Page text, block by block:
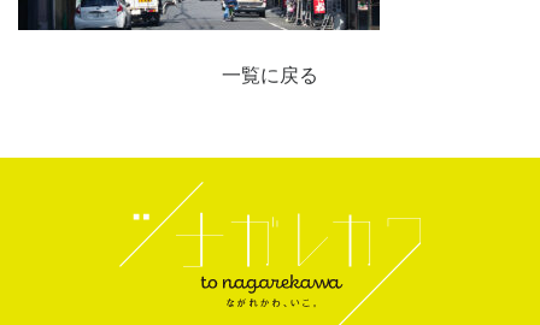
一覧に戻る